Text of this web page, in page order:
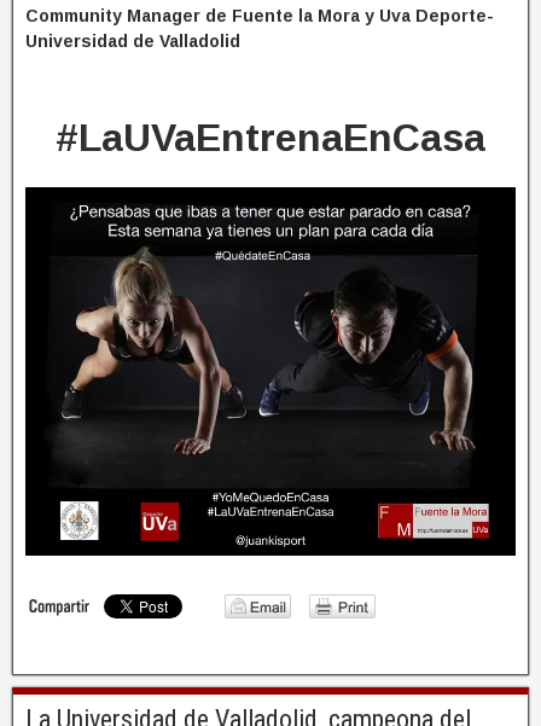
Community Manager de Fuente la Mora y Uva Deporte-
Universidad de Valladolid
#LaUVaEntrenaEnCasa
La Universidad de Valladolid, campeona del